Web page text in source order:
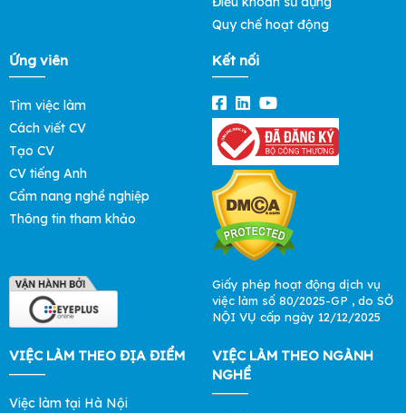
Quy chế hoạt động
Ứng viên
Tìm việc làm
Cách viết CV
Tạo CV
CV tiếng Anh
Cẩm nang nghề nghiệp
Thông tin tham khảo
Kết nối
Giấy phép hoạt động dịch vụ
việc làm số 80/2025-GP , do SỞ
NỘI VỤ cấp ngày 12/12/2025
VIỆC LÀM THEO ĐỊA ĐIỂM
Việc làm tại Hà Nội
VIỆC LÀM THEO NGÀNH
NGHỀ